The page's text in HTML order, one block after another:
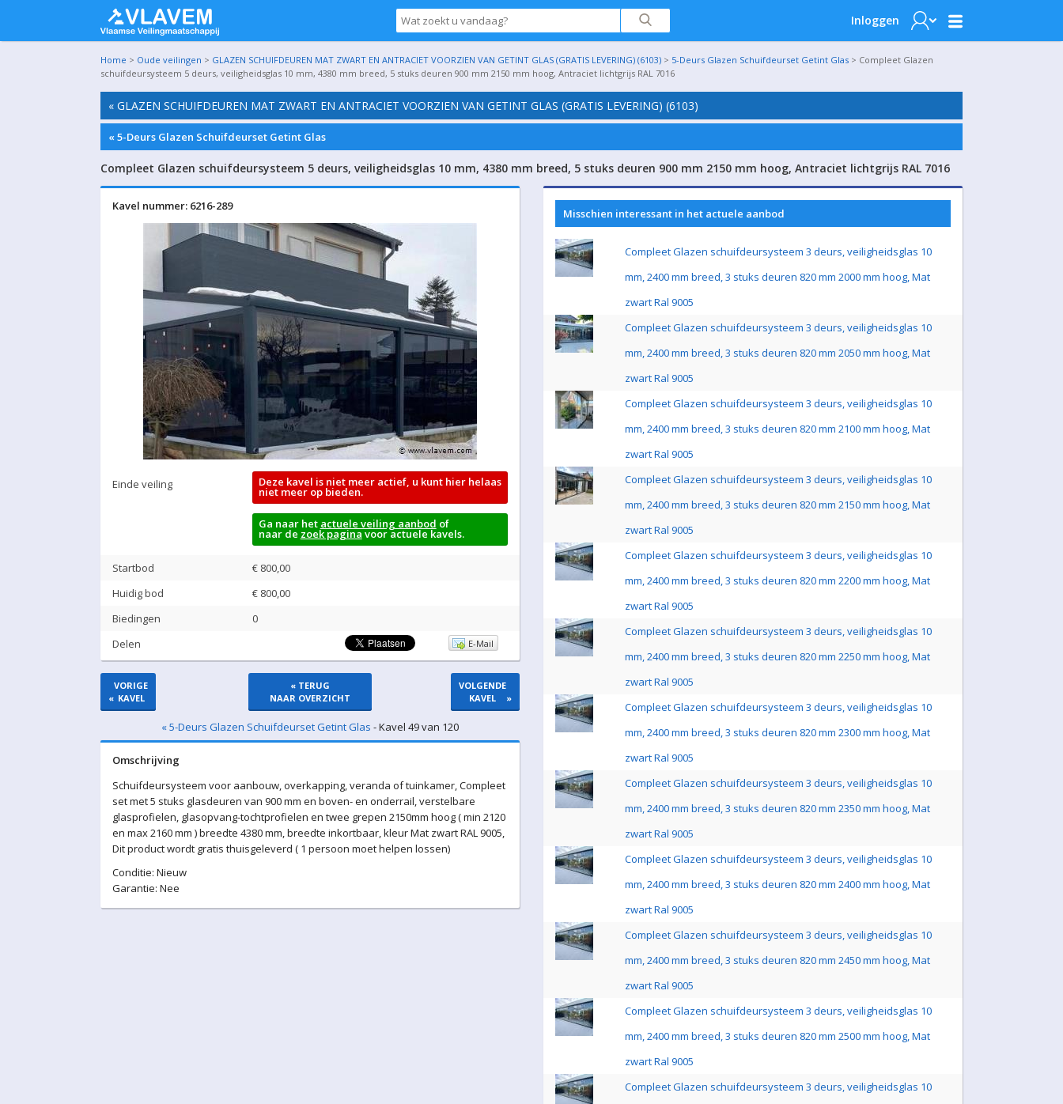
Inloggen
Home > Oude veilingen > GLAZEN SCHUIFDEUREN MAT ZWART EN ANTRACIET VOORZIEN VAN GETINT GLAS (GRATIS LEVERING) (6103) > 5-Deurs Glazen Schuifdeurset Getint Glas > Compleet Glazen
schuifdeursysteem 5 deurs, veiligheidsglas 10 mm, 4380 mm breed, 5 stuks deuren 900 mm 2150 mm hoog, Antraciet lichtgrijs RAL 7016
« GLAZEN SCHUIFDEUREN MAT ZWART EN ANTRACIET VOORZIEN VAN GETINT GLAS (GRATIS LEVERING) (6103)
« 5-Deurs Glazen Schuifdeurset Getint Glas
Compleet Glazen schuifdeursysteem 5 deurs, veiligheidsglas 10 mm, 4380 mm breed, 5 stuks deuren 900 mm 2150 mm hoog, Antraciet lichtgrijs RAL 7016
Kavel nummer: 6216-289
Einde veiling Deze kavel is niet meer actief, u kunt hier helaas
niet meer op bieden.
Ga naar het actuele veiling aanbod of
naar de zoek paginavoor actuele kavels.
Startbod
€ 800,00
Huidig bod
€ 800,00
Biedingen
0
Delen
E-Mail
«
VORIGE
KAVEL
« TERUG
NAAR OVERZICHT
VOLGENDE
KAVEL
»
« 5-Deurs Glazen Schuifdeurset Getint Glas - Kavel 49 van 120
Omschrijving
Schuifdeursysteem voor aanbouw, overkapping, veranda of tuinkamer, Compleet
set met 5 stuks glasdeuren van 900 mm en boven- en onderrail, verstelbare
glasprofielen, glasopvang-tochtprofielen en twee grepen 2150mm hoog ( min 2120
en max 2160 mm ) breedte 4380 mm, breedte inkortbaar, kleur Mat zwart RAL 9005,
Dit product wordt gratis thuisgeleverd ( 1 persoon moet helpen lossen)
Conditie: Nieuw
Garantie: Nee
Misschien interessant in het actuele aanbod
Compleet Glazen schuifdeursysteem 3 deurs, veiligheidsglas 10
mm, 2400 mm breed, 3 stuks deuren 820 mm 2000 mm hoog, Mat
zwart Ral 9005
Compleet Glazen schuifdeursysteem 3 deurs, veiligheidsglas 10
mm, 2400 mm breed, 3 stuks deuren 820 mm 2050 mm hoog, Mat
zwart Ral 9005
Compleet Glazen schuifdeursysteem 3 deurs, veiligheidsglas 10
mm, 2400 mm breed, 3 stuks deuren 820 mm 2100 mm hoog, Mat
zwart Ral 9005
Compleet Glazen schuifdeursysteem 3 deurs, veiligheidsglas 10
mm, 2400 mm breed, 3 stuks deuren 820 mm 2150 mm hoog, Mat
zwart Ral 9005
Compleet Glazen schuifdeursysteem 3 deurs, veiligheidsglas 10
mm, 2400 mm breed, 3 stuks deuren 820 mm 2200 mm hoog, Mat
zwart Ral 9005
Compleet Glazen schuifdeursysteem 3 deurs, veiligheidsglas 10
mm, 2400 mm breed, 3 stuks deuren 820 mm 2250 mm hoog, Mat
zwart Ral 9005
Compleet Glazen schuifdeursysteem 3 deurs, veiligheidsglas 10
mm, 2400 mm breed, 3 stuks deuren 820 mm 2300 mm hoog, Mat
zwart Ral 9005
Compleet Glazen schuifdeursysteem 3 deurs, veiligheidsglas 10
mm, 2400 mm breed, 3 stuks deuren 820 mm 2350 mm hoog, Mat
zwart Ral 9005
Compleet Glazen schuifdeursysteem 3 deurs, veiligheidsglas 10
mm, 2400 mm breed, 3 stuks deuren 820 mm 2400 mm hoog, Mat
zwart Ral 9005
Compleet Glazen schuifdeursysteem 3 deurs, veiligheidsglas 10
mm, 2400 mm breed, 3 stuks deuren 820 mm 2450 mm hoog, Mat
zwart Ral 9005
Compleet Glazen schuifdeursysteem 3 deurs, veiligheidsglas 10
mm, 2400 mm breed, 3 stuks deuren 820 mm 2500 mm hoog, Mat
zwart Ral 9005
Compleet Glazen schuifdeursysteem 3 deurs, veiligheidsglas 10